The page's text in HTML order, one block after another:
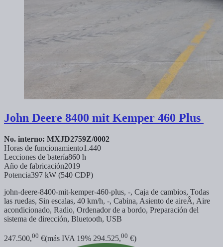
John Deere 8400 mit Kemper 460 Plus
No. interno: MXJD2759Z/0002
Horas de funcionamiento1.440
Lecciones de batería860 h
Año de fabricación2019
Potencia397 kW (540 CDP)
john-deere-8400-mit-kemper-460-plus, -, Caja de cambios, Todas
las ruedas, Sin escalas, 40 km/h, -, Cabina, Asiento de aireÂ, Aire
acondicionado, Radio, Ordenador de a bordo, Preparación del
sistema de dirección, Bluetooth, USB
247.500,00 €(más IVA 19% 294.525,00 €)